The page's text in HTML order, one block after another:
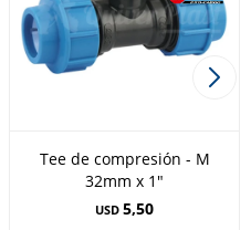
Tee de compresión - M
32mm x 1"
USD 5,50